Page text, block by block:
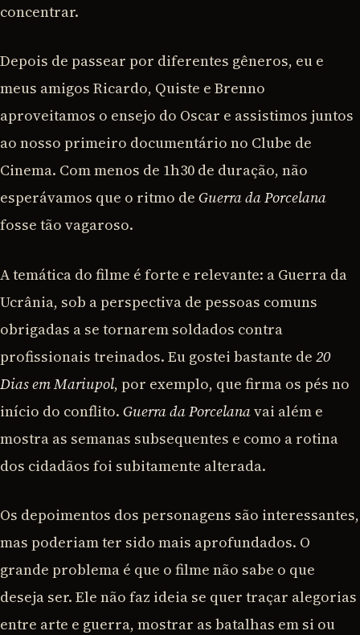
concentrar.
Depois de passear por diferentes gêneros, eu e
meus amigos Ricardo, Quiste e Brenno
aproveitamos o ensejo do Oscar e assistimos juntos
ao nosso primeiro documentário no Clube de
Cinema. Com menos de 1h30 de duração, não
esperávamos que o ritmo de Guerra da Porcelana
fosse tão vagaroso.
A temática do filme é forte e relevante: a Guerra da
Ucrânia, sob a perspectiva de pessoas comuns
obrigadas a se tornarem soldados contra
profissionais treinados. Eu gostei bastante de 20
Dias em Mariupol, por exemplo, que firma os pés no
início do conflito. Guerra da Porcelanavai além e
mostra as semanas subsequentes e como a rotina
dos cidadãos foi subitamente alterada.
Os depoimentos dos personagens são interessantes,
mas poderiam ter sido mais aprofundados. O
grande problema é que o filme não sabe o que
deseja ser. Ele não faz ideia se quer traçar alegorias
entre arte e guerra, mostrar as batalhas em si ou